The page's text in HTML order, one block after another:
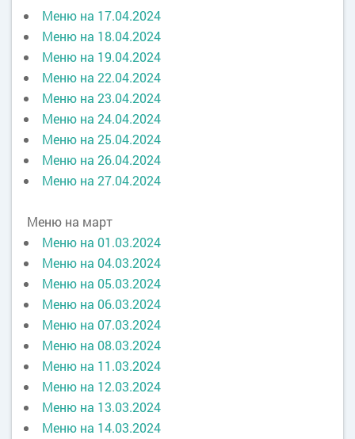
Меню на 17.04.2024
Меню на 18.04.2024
Меню на 19.04.2024
Меню на 22.04.2024
Меню на 23.04.2024
Меню на 24.04.2024
Меню на 25.04.2024
Меню на 26.04.2024
Меню на 27.04.2024
Меню на март
Меню на 01.03.2024
Меню на 04.03.2024
Меню на 05.03.2024
Меню на 06.03.2024
Меню на 07.03.2024
Меню на 08.03.2024
Меню на 11.03.2024
Меню на 12.03.2024
Меню на 13.03.2024
Меню на 14.03.2024